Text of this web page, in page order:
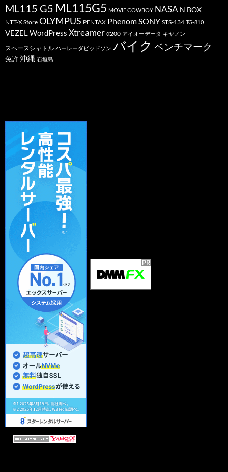
ML115 G5 ML115G5 MOVIE COWBOY NASA N BOX
NTT-X Store OLYMPUS PENTAX PhenomSONY STS-134 TG-810
VEZELWordPress Xtreamer α200 アイオーデータ キヤノン
スペースシャトル ハーレーダビッドソン バイク ベンチマーク
免許沖縄 石垣島